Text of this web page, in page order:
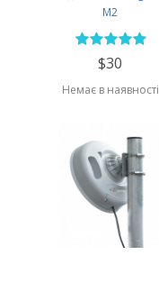
M2
$30
Немає в наявності